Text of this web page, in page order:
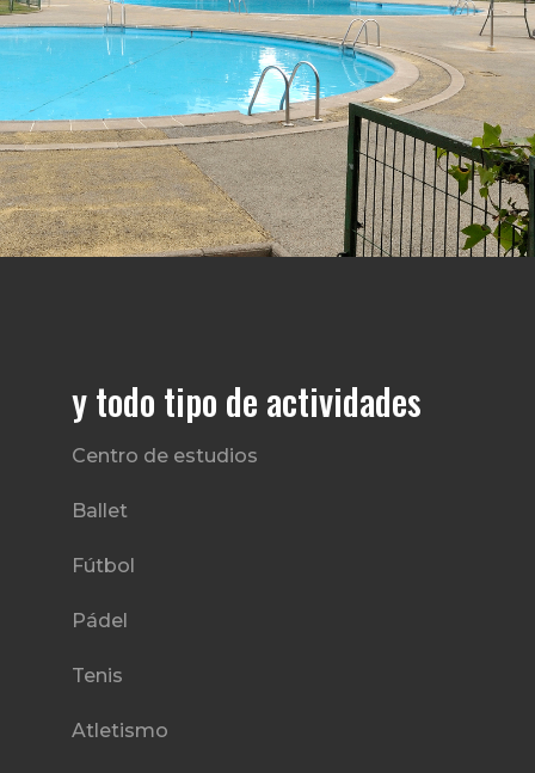
y todo tipo de actividades
Centro de estudios
Ballet
Fútbol
Pádel
Tenis
Atletismo